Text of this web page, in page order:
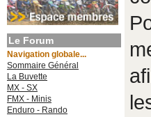
Le Forum
Navigation globale...
Sommaire Général
La Buvette
MX - SX
FMX - Minis
Enduro - Rando